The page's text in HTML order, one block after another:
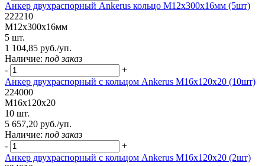
Анкер двухраспорный Ankerus кольцо М12х300х16мм (5шт)
222210
М12х300х16мм
5 шт.
1 104,85 руб./уп.
Наличие: под заказ
-
+
Анкер двухраспорный с кольцом Ankerus М16х120х20 (10шт)
224000
М16х120х20
10 шт.
5 657,20 руб./уп.
Наличие: под заказ
-
+
Анкер двухраспорный с кольцом Ankerus М16х120х20 (2шт)